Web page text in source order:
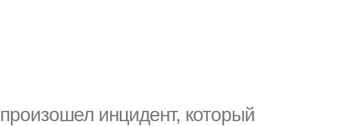
инцидент, который